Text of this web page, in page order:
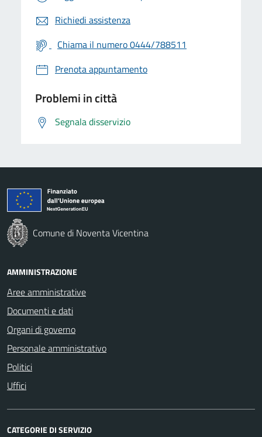
Richiedi assistenza
Chiama il numero 0444/788511
Prenota appuntamento
Problemi in città
Segnala disservizio
Comune di Noventa Vicentina
AMMINISTRAZIONE
Aree amministrative
Documenti e dati
Organi di governo
Personale amministrativo
Politici
Uffici
CATEGORIE DI SERVIZIO